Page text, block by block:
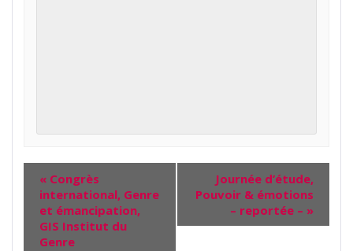
« Congrès
international, Genre
et émancipation,
GIS Institut du
Genre
Journée d’étude,
Pouvoir & émotions
– reportée – »